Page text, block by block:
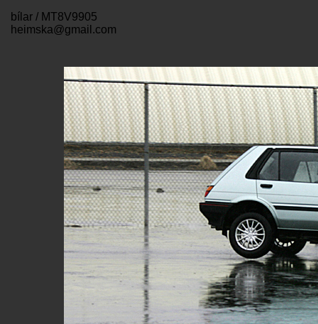
bílar / MT8V9905
heimska@gmail.com